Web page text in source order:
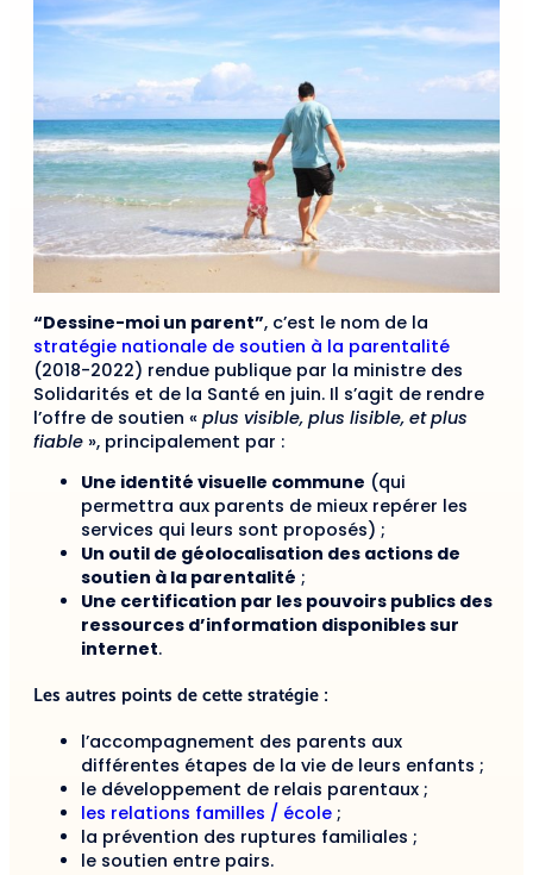
“Dessine-moi un parent”, c’est le nom de la
stratégie nationale de soutien à la parentalité
(2018-2022) rendue publique par la ministre des
Solidarités et de la Santé en juin. Il s’agit de rendre
l’offre de soutien « plus visible, plus lisible, et plus
fiable », principalement par :
Une identité visuelle commune (qui
permettra aux parents de mieux repérer les
services qui leurs sont proposés) ;
Un outil de géolocalisation des actions de
soutien à la parentalité ;
Une certification par les pouvoirs publics des
ressources d’information disponibles sur
internet.
Les autres points de cette stratégie :
l’accompagnement des parents aux
différentes étapes de la vie de leurs enfants ;
le développement de relais parentaux ;
les relations familles / école ;
la prévention des ruptures familiales ;
le soutien entre pairs.